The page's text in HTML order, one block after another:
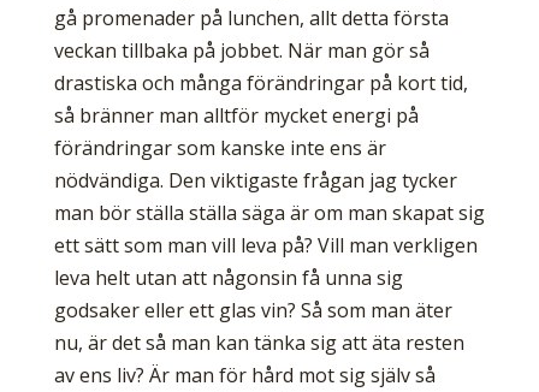
gå promenader på lunchen, allt detta första
veckan tillbaka på jobbet. När man gör så
drastiska och många förändringar på kort tid,
så bränner man alltför mycket energi på
förändringar som kanske inte ens är
nödvändiga. Den viktigaste frågan jag tycker
man bör ställa ställa säga är om man skapat sig
ett sätt som man vill leva på? Vill man verkligen
leva helt utan att någonsin få unna sig
godsaker eller ett glas vin? Så som man äter
nu, är det så man kan tänka sig att äta resten
av ens liv? Är man för hård mot sig själv så